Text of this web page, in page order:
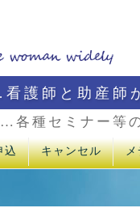
護師と助産師
各種セミナー等
込 キャンセル